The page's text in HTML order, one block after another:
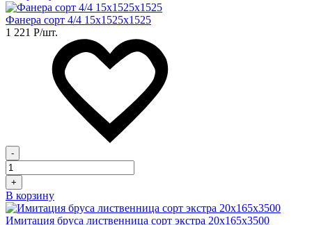
Фанера сорт 4/4 15х1525х1525
1 221 Р/шт.
-
+
В корзину
Имитация бруса лиственница сорт экстра 20х165х3500